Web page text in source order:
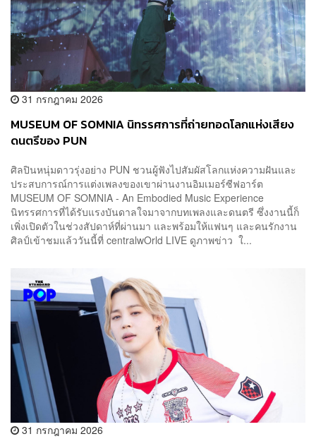
31 กรกฎาคม 2026
MUSEUM OF SOMNIA นิทรรศการที่ถ่ายทอดโลกแห่งเสียง
ดนตรีของ PUN
ศิลปินหนุ่มดาวรุ่งอย่าง PUN ชวนผู้ฟังไปสัมผัสโลกแห่งความฝันและ
ประสบการณ์การแต่งเพลงของเขาผ่านงานอิมเมอร์ซีฟอาร์ต
MUSEUM OF SOMNIA - An Embodied Music Experience
นิทรรศการที่ได้รับแรงบันดาลใจมาจากบทเพลงและดนตรี ซึ่งงานนี้ก็
เพิ่งเปิดตัวในช่วงสัปดาห์ที่ผ่านมา และพร้อมให้แฟนๆ และคนรักงาน
ศิลป์เข้าชมแล้ววันนี้ที่ centralwOrld LIVE ดูภาพข่าว ใ...
31 กรกฎาคม 2026